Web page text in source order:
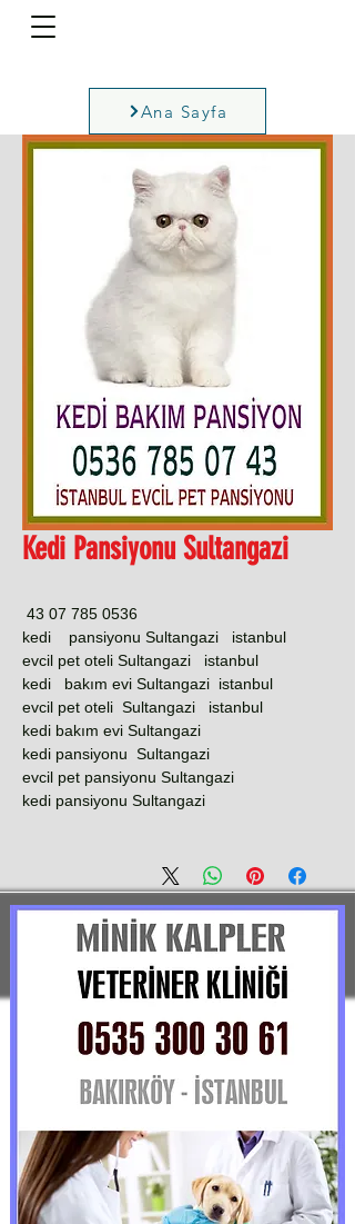
Ana Sayfa
Kedi Pansiyonu Sultangazi
0536 785 07 43
kedi pansiyonu Sultangazi istanbul
evcil pet oteli Sultangazi istanbul
kedi bakım evi Sultangazi istanbul
evcil pet oteli Sultangazi istanbul
kedi bakım evi Sultangazi
kedi pansiyonu Sultangazi
evcil pet pansiyonu Sultangazi
kedi pansiyonu Sultangazi